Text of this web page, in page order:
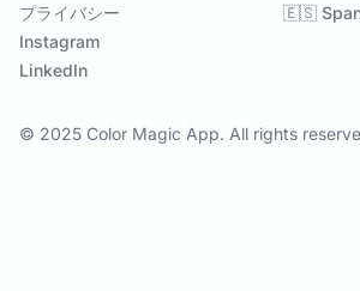
プライバシー
Instagram
LinkedIn
🇪🇸
© 2025 Color Magic App. All rights